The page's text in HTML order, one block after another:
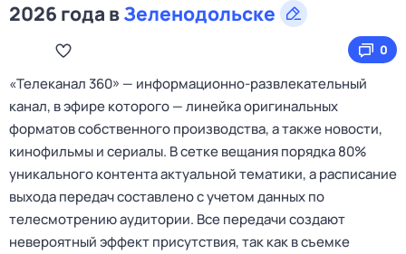
2026 года вЗеленодольске
0
«Телеканал 360» — информационно‑развлекательный
канал, в эфире которого — линейка оригинальных
форматов собственного производства, а также новости,
кинофильмы и сериалы. В сетке вещания порядка 80%
уникального контента актуальной тематики, а расписание
выхода передач составлено с учетом данных по
телесмотрению аудитории. Все передачи создают
невероятный эффект присутствия, так как в съемке